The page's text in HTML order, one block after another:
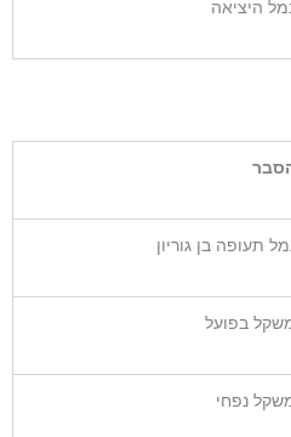
היציאה
תעופה בן גוריון
בפועל
נפחי